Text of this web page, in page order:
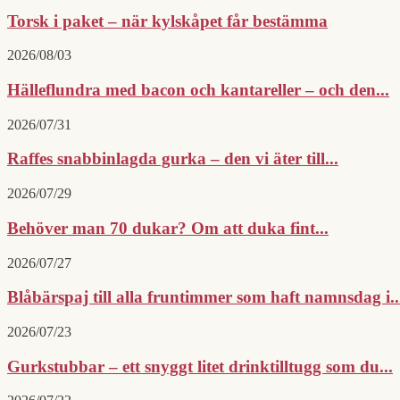
Torsk i paket – när kylskåpet får bestämma
2026/08/03
Hälleflundra med bacon och kantareller – och den...
2026/07/31
Raffes snabbinlagda gurka – den vi äter till...
2026/07/29
Behöver man 70 dukar? Om att duka fint...
2026/07/27
Blåbärspaj till alla fruntimmer som haft namnsdag
2026/07/23
Gurkstubbar – ett snyggt litet drinktilltugg som du...